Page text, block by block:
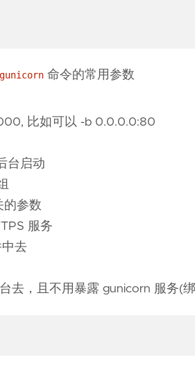
gunicorn 命令的常用参数
比如可以 -b 0.0.0.0:80
台启动
的参数
服务
去
去，且不用暴露 gunicorn 服务(